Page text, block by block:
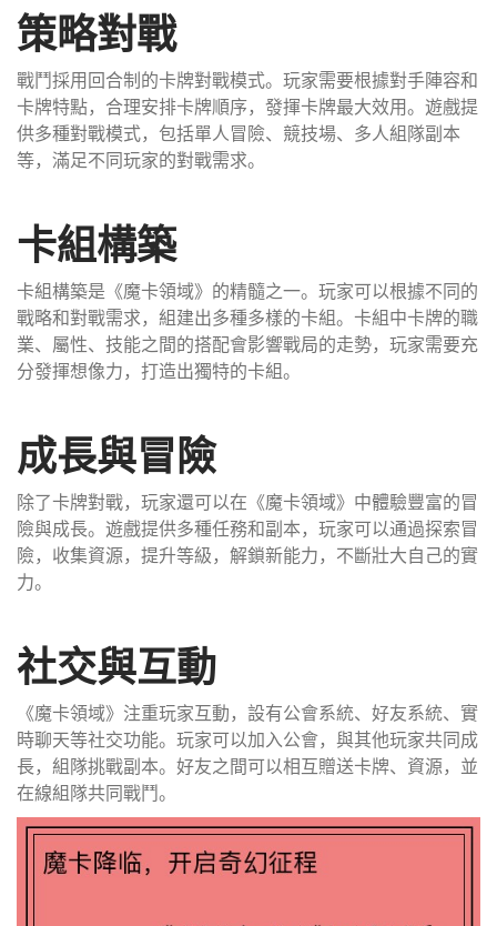
策略對戰
戰鬥採用回合制的卡牌對戰模式。玩家需要根據對手陣容和
卡牌特點，合理安排卡牌順序，發揮卡牌最大效用。遊戲提
供多種對戰模式，包括單人冒險、競技場、多人組隊副本
等，滿足不同玩家的對戰需求。
卡組構築
卡組構築是《魔卡領域》的精髓之一。玩家可以根據不同的
戰略和對戰需求，組建出多種多樣的卡組。卡組中卡牌的職
業、屬性、技能之間的搭配會影響戰局的走勢，玩家需要充
分發揮想像力，打造出獨特的卡組。
成長與冒險
除了卡牌對戰，玩家還可以在《魔卡領域》中體驗豐富的冒
險與成長。遊戲提供多種任務和副本，玩家可以通過探索冒
險，收集資源，提升等級，解鎖新能力，不斷壯大自己的實
力。
社交與互動
《魔卡領域》注重玩家互動，設有公會系統、好友系統、實
時聊天等社交功能。玩家可以加入公會，與其他玩家共同成
長，組隊挑戰副本。好友之間可以相互贈送卡牌、資源，並
在線組隊共同戰鬥。